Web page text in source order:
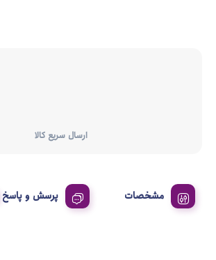
ارسال سریع کالا
مشخصات پرسش و پاسخ